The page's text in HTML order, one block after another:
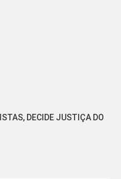
DECIDE JUSTIÇA DO